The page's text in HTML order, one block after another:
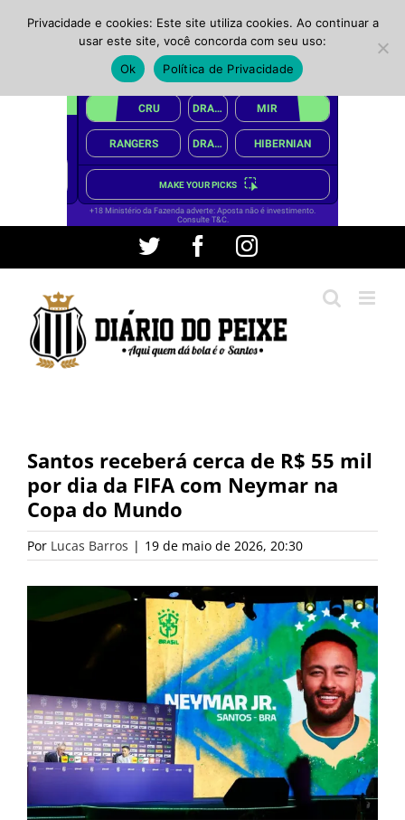
conteúdo
Twitter FacebookInstagram
Santos receberá cerca de R$ 55 mil
por dia da FIFA com Neymar na
Copa do Mundo
Por Lucas Barros | 19 de maio de 2026, 20:30
Privacidade e cookies: Este site utiliza cookies. Ao continuar a
usar este site, você concorda com seu uso:
Ok
Política de Privacidade